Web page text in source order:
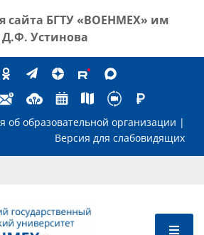
сайта БГТУ «ВОЕНМЕХ» им
Д.Ф. Устинова
об образовательной